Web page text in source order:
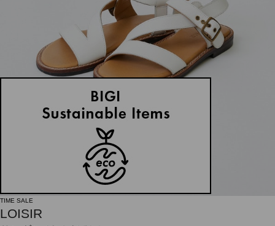
TIME SALE
LOISIR